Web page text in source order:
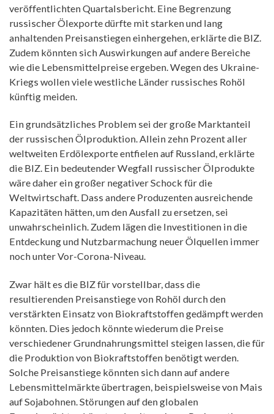
veröffentlichten Quartalsbericht. Eine Begrenzung
russischer Ölexporte dürfte mit starken und lang
anhaltenden Preisanstiegen einhergehen, erklärte die BIZ.
Zudem könnten sich Auswirkungen auf andere Bereiche
wie die Lebensmittelpreise ergeben. Wegen des Ukraine-
Kriegs wollen viele westliche Länder russisches Rohöl
künftig meiden.
Ein grundsätzliches Problem sei der große Marktanteil
der russischen Ölproduktion. Allein zehn Prozent aller
weltweiten Erdölexporte entfielen auf Russland, erklärte
die BIZ. Ein bedeutender Wegfall russischer Ölprodukte
wäre daher ein großer negativer Schock für die
Weltwirtschaft. Dass andere Produzenten ausreichende
Kapazitäten hätten, um den Ausfall zu ersetzen, sei
unwahrscheinlich. Zudem lägen die Investitionen in die
Entdeckung und Nutzbarmachung neuer Ölquellen immer
noch unter Vor-Corona-Niveau.
Zwar hält es die BIZ für vorstellbar, dass die
resultierenden Preisanstiege von Rohöl durch den
verstärkten Einsatz von Biokraftstoffen gedämpft werden
könnten. Dies jedoch könnte wiederum die Preise
verschiedener Grundnahrungsmittel steigen lassen, die für
die Produktion von Biokraftstoffen benötigt werden.
Solche Preisanstiege könnten sich dann auf andere
Lebensmittelmärkte übertragen, beispielsweise von Mais
auf Sojabohnen. Störungen auf den globalen